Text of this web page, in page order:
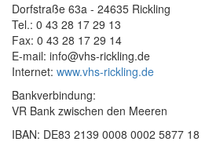
Dorfstraße 63a - 24635 Rickling
Tel.: 0 43 28 17 29 13
Fax: 0 43 28 17 29 14
E-mail: info@vhs-rickling.de
Internet: www.vhs-rickling.de
Bankverbindung:
VR Bank zwischen den Meeren
IBAN: DE83 2139 0008 0002 5877 18